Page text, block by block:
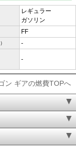
レギュラー
ガソリン
FF
-
-
ン ギアの燃費TOPへ